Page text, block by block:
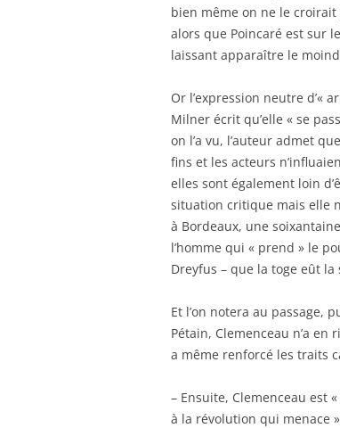
bien même on ne le
alors que Poincaré est sur
laissant apparaître le
Or l’expression neutre d’«
Milner écrit qu’elle « se
on l’a vu, l’auteur admet
fins et les acteurs
elles sont également loin
situation critique mais elle
à Bordeaux, une
l’homme qui « prend » le
Dreyfus – que la toge eût
Et l’on notera au passage,
Pétain, Clemenceau n’a
a même renforcé les traits
– Ensuite, Clemenceau est
à la révolution qui menace